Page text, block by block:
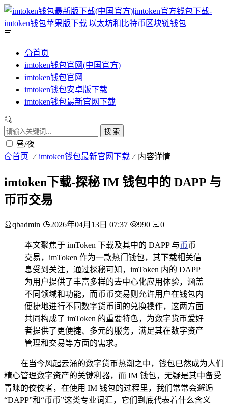
首页
imtoken钱包官网(中国官方)
imtoken钱包官网
imtoken钱包安卓版下载
imtoken钱包最新官网下载
搜 索
昼/夜
首页 imtoken钱包最新官网下载 内容详情
imtoken下载-探秘 IM 钱包中的 DAPP 与
币币交易
qbadmin 2026年04月13日 07:37 990 0
本文聚焦于 imToken 下载及其中的 DAPP 与币币
交易，imToken 作为一款热门钱包，其下载相关信
息受到关注，通过探秘可知，imToken 内的 DAPP
为用户提供了丰富多样的去中心化应用体验，涵盖
不同领域和功能，而币币交易则允许用户在钱包内
便捷地进行不同数字货币间的兑换操作，这两方面
共同构成了 imToken 的重要特色，为数字货币爱好
者提供了更便捷、多元的服务，满足其在数字资产
管理和交易等方面的需求。
在当今风起云涌的数字货币热潮之中，钱包已然成为人们
精心管理数字资产的关键利器，而 IM 钱包，无疑是其中备受
青睐的佼佼者，在使用 IM 钱包的过程里，我们常常会邂逅
“DAPP”和“币币”这类专业词汇，它们到底代表着什么含义